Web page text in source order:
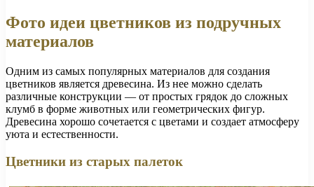
Фото идеи цветников из подручных
материалов
Одним из самых популярных материалов для создания
цветников является древесина. Из нее можно сделать
различные конструкции — от простых грядок до сложных
клумб в форме животных или геометрических фигур.
Древесина хорошо сочетается с цветами и создает атмосферу
уюта и естественности.
Цветники из старых палеток